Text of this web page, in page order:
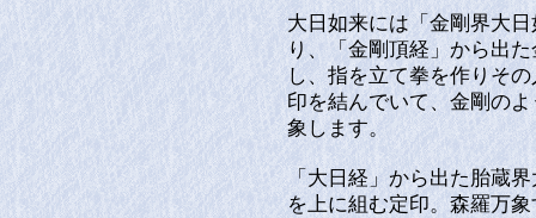
大日如来には「金剛界大
り、「金剛頂経」から出
し、指を立て拳を作りそ
印を結んでいて、金剛の
象します。
「大日経」から出た胎蔵
を上に組む定印。森羅万